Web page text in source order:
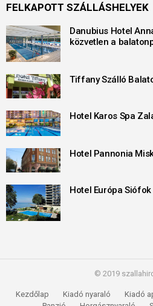
FELKAPOTT SZÁLLÁSHELYEK
Danubius Hotel
közvetlen a
Tiffany Szálló
Hotel Karos Spa
Hotel Pannonia
Hotel Európa Siófok
© 2019
Kezdőlap Kiadó nyaraló Kiadó